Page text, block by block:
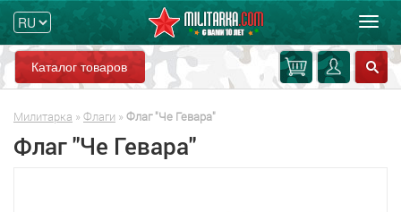
Каталог товаров
Милитарка » Флаги » Флаг "Че Гевара"
Флаг "Че Гевара"